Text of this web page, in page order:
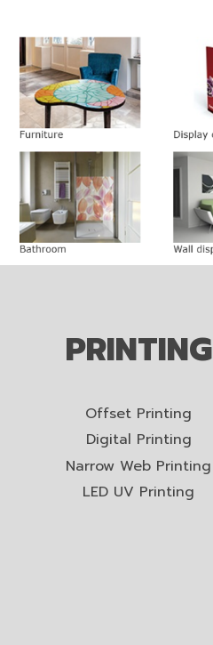
PRINTING
Offset Printing
Digital Printing
Narrow Web Printing
LED UV Printing